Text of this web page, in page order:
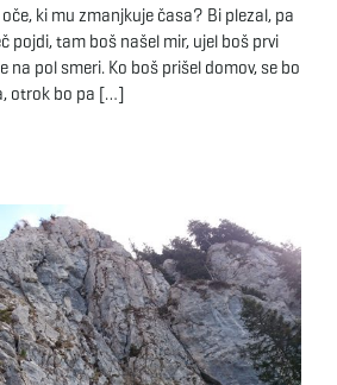
ki mu zmanjkuje časa? Bi plezal, pa
pojdi, tam boš našel mir, ujel boš prvi
na pol smeri. Ko boš prišel domov, se bo
otrok bo pa […]